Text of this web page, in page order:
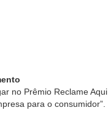
no Prêmio Reclame Aqui
para o consumidor”.